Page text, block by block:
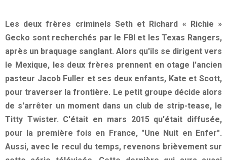
Les deux frères criminels Seth et Richard « Richie »
Gecko sont recherchés par le FBI et les Texas Rangers,
après un braquage sanglant. Alors qu'ils se dirigent vers
le Mexique, les deux frères prennent en otage l'ancien
pasteur Jacob Fuller et ses deux enfants, Kate et Scott,
pour traverser la frontière. Le petit groupe décide alors
de s'arrêter un moment dans un club de strip-tease, le
Titty Twister. C'était en mars 2015 qu'était diffusée,
pour la première fois en France, "Une Nuit en Enfer".
Aussi, avec le recul du temps, revenons brièvement sur